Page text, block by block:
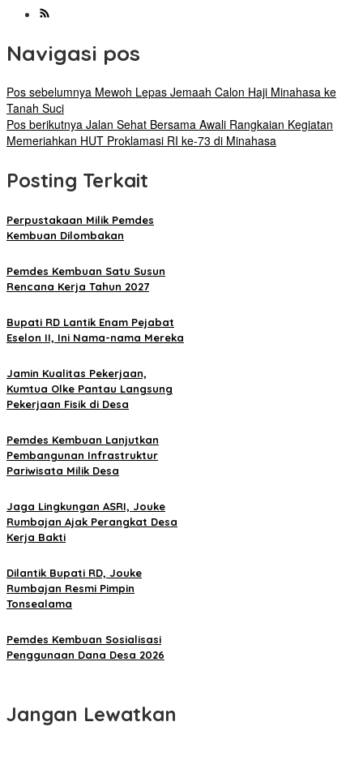
Navigasi pos
Pos sebelumnya Mewoh Lepas Jemaah Calon Haji Minahasa ke
Tanah Suci
Pos berikutnya Jalan Sehat Bersama Awali Rangkaian Kegiatan
Memeriahkan HUT Proklamasi RI ke-73 di Minahasa
Posting Terkait
Perpustakaan Milik Pemdes
Kembuan Dilombakan
Pemdes Kembuan Satu Susun
Rencana Kerja Tahun 2027
Bupati RD Lantik Enam Pejabat
Eselon II, Ini Nama-nama Mereka
Jamin Kualitas Pekerjaan,
Kumtua Olke Pantau Langsung
Pekerjaan Fisik di Desa
Pemdes Kembuan Lanjutkan
Pembangunan Infrastruktur
Pariwisata Milik Desa
Jaga Lingkungan ASRI, Jouke
Rumbajan Ajak Perangkat Desa
Kerja Bakti
Dilantik Bupati RD, Jouke
Rumbajan Resmi Pimpin
Tonsealama
Pemdes Kembuan Sosialisasi
Penggunaan Dana Desa 2026
Jangan Lewatkan